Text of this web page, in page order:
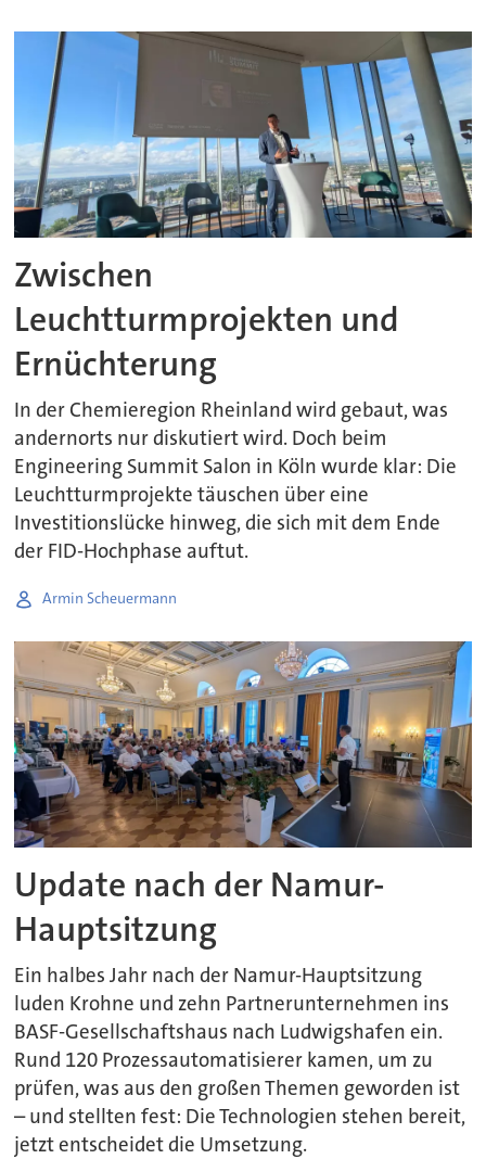
Zwischen
Leuchtturmprojekten und
Ernüchterung
In der Chemieregion Rheinland wird gebaut, was
andernorts nur diskutiert wird. Doch beim
Engineering Summit Salon in Köln wurde klar: Die
Leuchtturmprojekte täuschen über eine
Investitionslücke hinweg, die sich mit dem Ende
der FID-Hochphase auftut.
Armin Scheuermann
Update nach der Namur-
Hauptsitzung
Ein halbes Jahr nach der Namur-Hauptsitzung
luden Krohne und zehn Partnerunternehmen ins
BASF-Gesellschaftshaus nach Ludwigshafen ein.
Rund 120 Prozessautomatisierer kamen, um zu
prüfen, was aus den großen Themen geworden ist
– und stellten fest: Die Technologien stehen bereit,
jetzt entscheidet die Umsetzung.